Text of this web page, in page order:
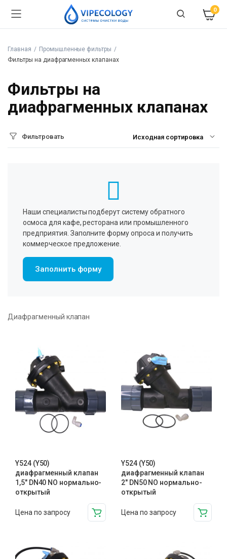
0
Главная
Промышленные фильтры
Фильтры на диафрагменных клапанах
Фильтры на
диафрагменных клапанах
Фильтровать
Наши специалисты подберут систему обратного
осмоса для кафе, ресторана или промышленного
предприятия. Заполните форму опроса и получить
коммерческое предложение.
Заполнить форму
Диафрагменный клапан
Y524 (Y50)
диафрагменный клапан
1,5″ DN40 NO нормально-
открытый
Цена по запросу
Y524 (Y50)
диафрагменный клапан
2″ DN50 NO нормально-
открытый
Цена по запросу